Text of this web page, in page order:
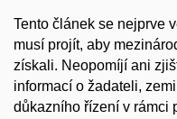
Tento článek se nejprve
musí projít, aby
získali. Neopomíjí ani
informací o žadateli,
důkazního řízení v rámci